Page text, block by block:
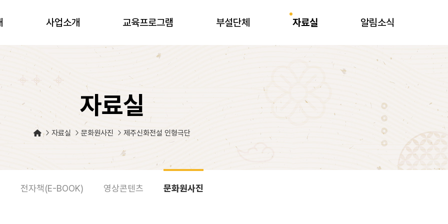
사업소개 교육프로그램 부설단체 자료실 알림소식
자료실
자료실 문화원사진 제주신화전설 인형극단
전자책(E-BOOK) 영상콘텐츠 문화원사진